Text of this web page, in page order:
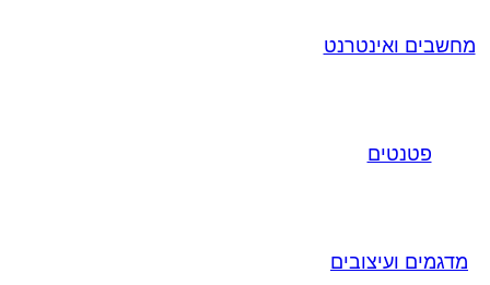
מחשבים ואינטרנט
פטנטים
מדגמים ועיצובים